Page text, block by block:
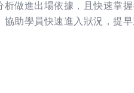
做進出場依據，且快速掌
助學員快速進入狀況，提